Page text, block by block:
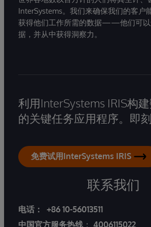
InterSystems。我们来确保我们的客户
获得他们工作所需的数据——他们可以
据，并从中获得洞察力。
利用InterSystems IRIS构
的关键任务应用程序。即
免费试用InterSystems IRIS
联系我们
电话：
+86 10-56013511
中国官方服务热线 ： 4006115022